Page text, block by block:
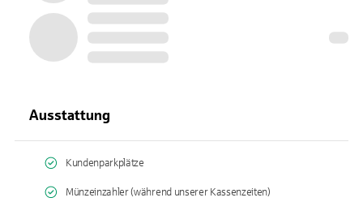
Ausstattung
Kundenparkplätze
Münzeinzahler (während unserer Kassenzeiten)